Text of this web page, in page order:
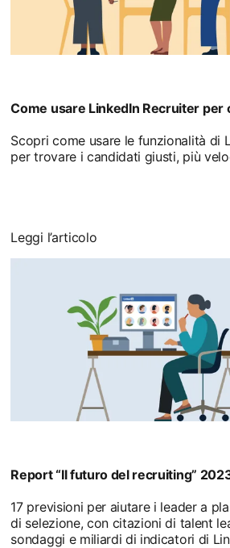
Come usare LinkedIn Recruiter per
Scopri come usare le funzionalità di
per trovare i candidati giusti, più
Leggi l’articolo
Report “Il futuro del recruiting”
17 previsioni per aiutare i leader a
di selezione, con citazioni di talent
sondaggi e miliardi di indicatori di